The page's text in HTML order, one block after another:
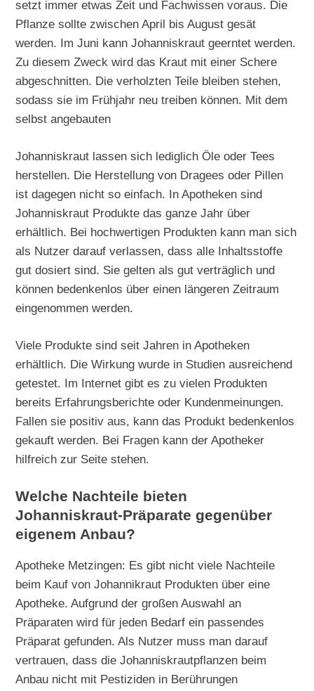
setzt immer etwas Zeit und Fachwissen voraus. Die
Pflanze sollte zwischen April bis August gesät
werden. Im Juni kann Johanniskraut geerntet werden.
Zu diesem Zweck wird das Kraut mit einer Schere
abgeschnitten. Die verholzten Teile bleiben stehen,
sodass sie im Frühjahr neu treiben können. Mit dem
selbst angebauten
Johanniskraut lassen sich lediglich Öle oder Tees
herstellen. Die Herstellung von Dragees oder Pillen
ist dagegen nicht so einfach. In Apotheken sind
Johanniskraut Produkte das ganze Jahr über
erhältlich. Bei hochwertigen Produkten kann man sich
als Nutzer darauf verlassen, dass alle Inhaltsstoffe
gut dosiert sind. Sie gelten als gut verträglich und
können bedenkenlos über einen längeren Zeitraum
eingenommen werden.
Viele Produkte sind seit Jahren in Apotheken
erhältlich. Die Wirkung wurde in Studien ausreichend
getestet. Im Internet gibt es zu vielen Produkten
bereits Erfahrungsberichte oder Kundenmeinungen.
Fallen sie positiv aus, kann das Produkt bedenkenlos
gekauft werden. Bei Fragen kann der Apotheker
hilfreich zur Seite stehen.
Welche Nachteile bieten
Johanniskraut-Präparate gegenüber
eigenem Anbau?
Apotheke Metzingen: Es gibt nicht viele Nachteile
beim Kauf von Johannikraut Produkten über eine
Apotheke. Aufgrund der großen Auswahl an
Präparaten wird für jeden Bedarf ein passendes
Präparat gefunden. Als Nutzer muss man darauf
vertrauen, dass die Johanniskrautpflanzen beim
Anbau nicht mit Pestiziden in Berührungen